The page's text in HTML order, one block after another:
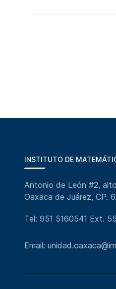
INSTITUTO DE
Antonio de León #2,
Oaxaca de Juárez, CP.
Tel: 951 5160541 Ext.
Email: